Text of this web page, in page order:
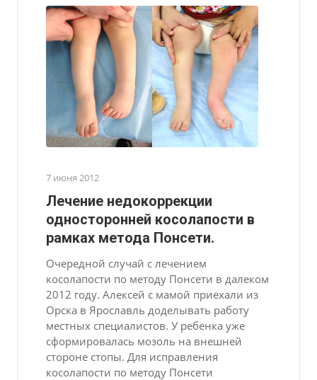
7 июня 2012
Лечение недокоррекции
односторонней косолапости в
рамках метода Понсети.
Очередной случай с лечением
косолапости по методу Понсети в далеком
2012 году. Алексей с мамой приехали из
Орска в Ярославль доделывать работу
местных специалистов. У ребенка уже
сформировалась мозоль на внешней
стороне стопы. Для исправления
косолапости по методу Понсети